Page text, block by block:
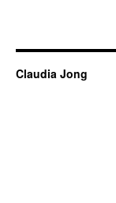
Claudia Jong